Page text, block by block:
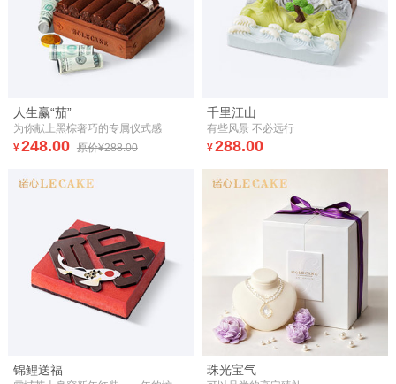
人生赢“茄”
为你献上黑棕奢巧的专属仪式感
¥248.00 原价¥288.00
千里江山
有些风景 不必远行
¥288.00
锦鲤送福 珠光宝气